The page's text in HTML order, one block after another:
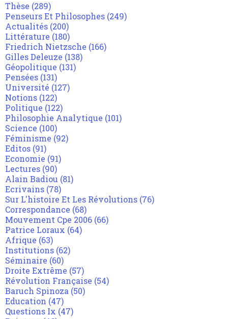
Thèse (289)
Penseurs Et Philosophes (249)
Actualités (200)
Littérature (180)
Friedrich Nietzsche (166)
Gilles Deleuze (138)
Géopolitique (131)
Pensées (131)
Université (127)
Notions (122)
Politique (122)
Philosophie Analytique (101)
Science (100)
Féminisme (92)
Editos (91)
Economie (91)
Lectures (90)
Alain Badiou (81)
Ecrivains (78)
Sur L'histoire Et Les Révolutions (76)
Correspondance (68)
Mouvement Cpe 2006 (66)
Patrice Loraux (64)
Afrique (63)
Institutions (62)
Séminaire (60)
Droite Extrême (57)
Révolution Française (54)
Baruch Spinoza (50)
Education (47)
Questions Ix (47)